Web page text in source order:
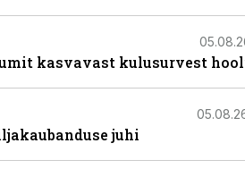
kasvavast kulusurvest
juhi